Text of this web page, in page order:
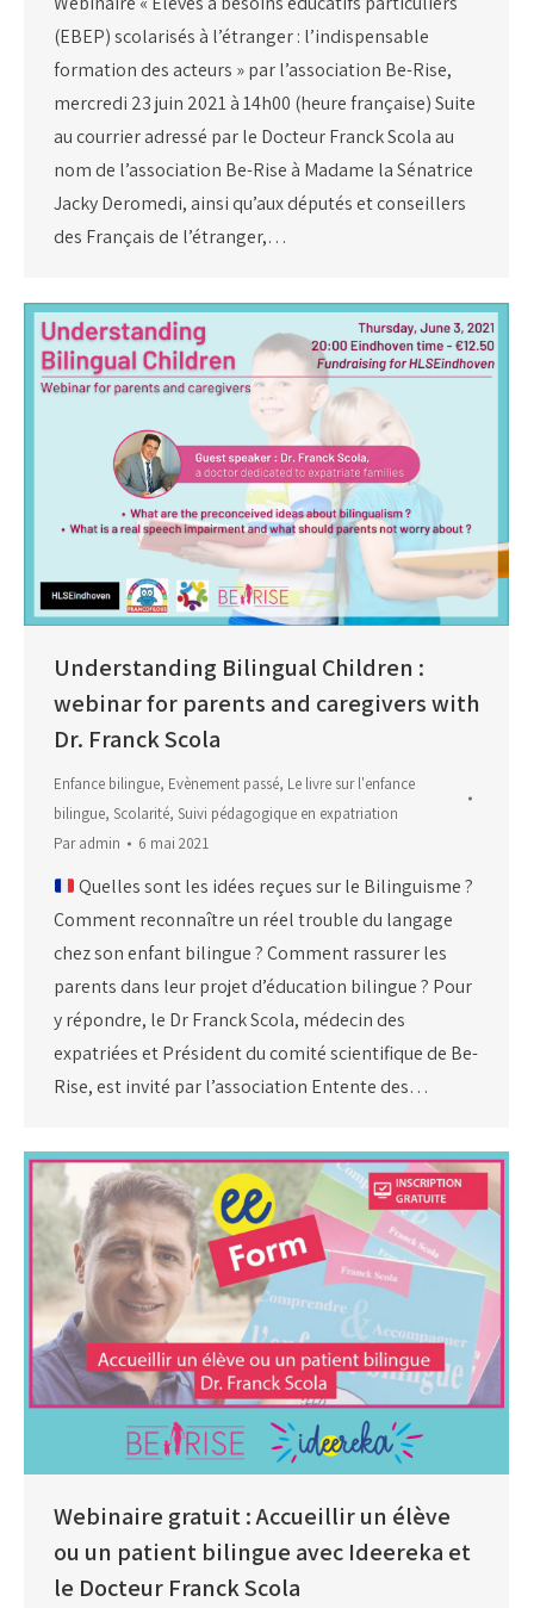
(EBEP) scolarisés à l’étranger : l’indispensable
formation des acteurs » par l’association Be-Rise,
mercredi 23 juin 2021 à 14h00 (heure française) Suite
au courrier adressé par le Docteur Franck Scola au
nom de l’association Be-Rise à Madame la Sénatrice
Jacky Deromedi, ainsi qu’aux députés et conseillers
des Français de l’étranger,…
Understanding Bilingual Children :
webinar for parents and caregivers with
Dr. Franck Scola
Enfance bilingue, Evènement passé, Le livre sur l'enfance
bilingue, Scolarité, Suivi pédagogique en expatriation
Paradmin 6 mai 2021
Quelles sont les idées reçues sur le Bilinguisme ?
Comment reconnaître un réel trouble du langage
chez son enfant bilingue ? Comment rassurer les
parents dans leur projet d’éducation bilingue ? Pour
y répondre, le Dr Franck Scola, médecin des
expatriées et Président du comité scientifique de Be-
Rise, est invité par l’association Entente des…
Webinaire gratuit : Accueillir un élève
ou un patient bilingue avec Ideereka et
le Docteur Franck Scola